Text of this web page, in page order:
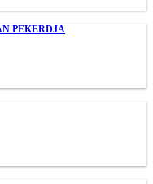
PEKERDJA